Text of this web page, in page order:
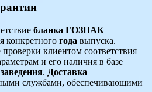
бланка ГОЗНАК
конкретного года выпуска.
клиентом соответствия
и его наличия в базе
заведения. Доставка
службами, обеспечивающими